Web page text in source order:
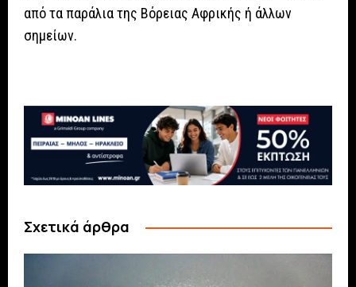
από τα παράλια της Βόρειας Αφρικής ή άλλων
σημείων.
Σχετικά άρθρα